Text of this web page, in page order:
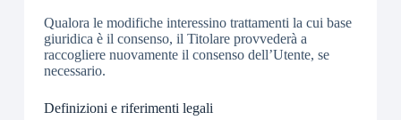
Qualora le modifiche interessino trattamenti la cui base
giuridica è il consenso, il Titolare provvederà a
raccogliere nuovamente il consenso dell’Utente, se
necessario.
Definizioni e riferimenti legali